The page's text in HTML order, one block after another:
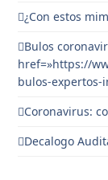
¿Con estos
Bulos
href=»https://
bulos-expertos-
Coronavirus:
Decalogo